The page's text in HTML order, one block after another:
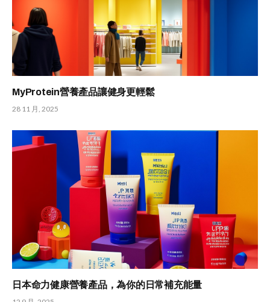
MyProtein營養產品讓健身更輕鬆
28 11 月, 2025
日本命力健康營養產品，為你的日常補充能量